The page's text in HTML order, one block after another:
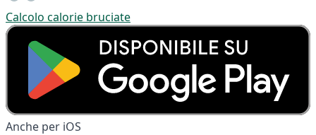
Calcolo calorie bruciate
Anche per iOS